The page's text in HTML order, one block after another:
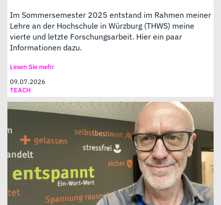
Im Sommersemester 2025 entstand im Rahmen meiner
Lehre an der Hochschule in Würzburg (THWS) meine
vierte und letzte Forschungsarbeit. Hier ein paar
Informationen dazu.
Lesen Sie mehr
09.07.2026
TEACH